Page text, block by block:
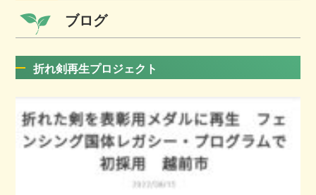
ブログ
折れ剣再生プロジェクト